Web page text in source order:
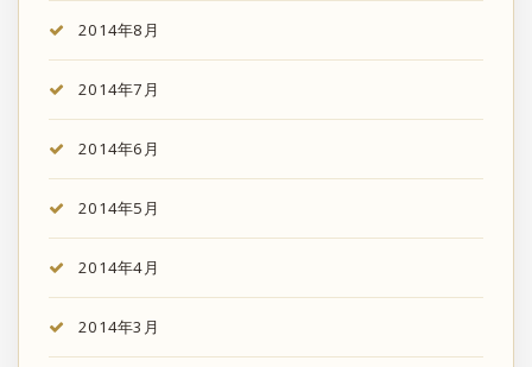
2014年8月
2014年7月
2014年6月
2014年5月
2014年4月
2014年3月